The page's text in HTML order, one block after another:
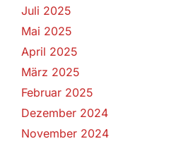
Juli 2025
Mai 2025
April 2025
März 2025
Februar 2025
Dezember 2024
November 2024